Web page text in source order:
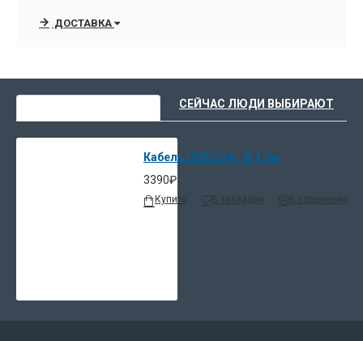
ДОСТАВКА
СЕЙЧАС ЛЮДИ ВЫБИРАЮТ
Кабель USB2.0 A--B 1.8м
3390₽
Купить В закладки В сравнение